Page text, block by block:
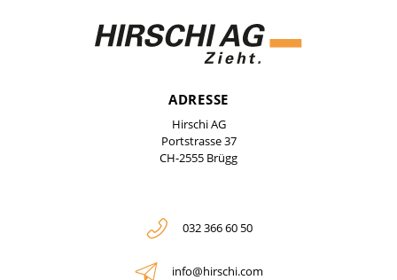
ADRESSE
Hirschi AG
Portstrasse 37
CH-2555 Brügg
032 366 60 50
info@hirschi.com